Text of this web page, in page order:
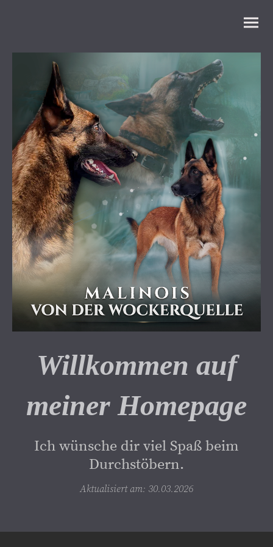
Willkommen auf
meiner Homepage
Ich wünsche dir viel Spaß beim
Durchstöbern.
Aktualisiert am: 30.03.2026